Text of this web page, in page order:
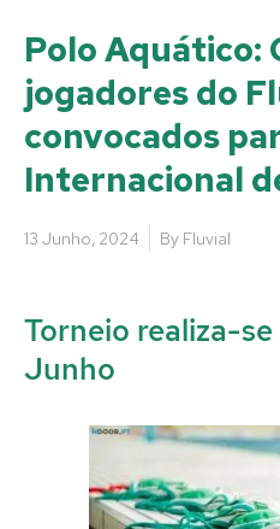
Polo Aquático:
jogadores do
convocados
Internacional
13 Junho, 2024 By Fluvial
Torneio realiza-se
Junho